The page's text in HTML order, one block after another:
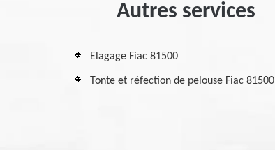
Autres services
Elagage Fiac 81500
Tonte et réfection de pelouse Fiac 81500